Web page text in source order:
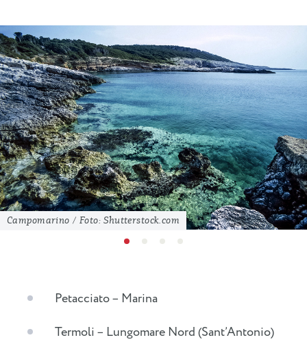
Campomarino / Foto: Shutterstock.com
Petacciato – Marina
Termoli – Lungomare Nord (Sant’Antonio)